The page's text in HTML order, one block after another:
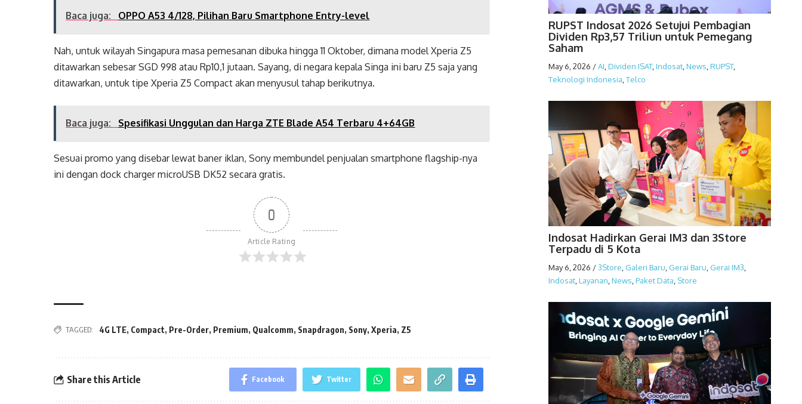
Baca juga: OPPO A53 4/128, Pilihan Baru Smartphone Entry-level
Nah, untuk wilayah Singapura masa pemesanan dibuka hingga 11 Oktober, dimana model Xperia Z5
ditawarkan sebesar SGD 998 atau Rp10,1 jutaan. Sayang, di negara kepala Singa ini baru Z5 saja yang
ditawarkan, untuk tipe Xperia Z5 Compact akan menyusul tahap berikutnya.
Baca juga: Spesifikasi Unggulan dan Harga ZTE Blade A54 Terbaru 4+64GB
Sesuai promo yang disebar lewat baner iklan, Sony membundel penjualan smartphone flagship-nya
ini dengan dock charger microUSB DK52 secara gratis.
0
Article Rating
TAGGED: 4G LTE, Compact, Pre-Order, Premium, Qualcomm, Snapdragon, Sony,Xperia, Z5
Share this Article Facebook Twitter
RUPST Indosat 2026 Setujui Pembagian
Dividen Rp3,57 Triliun untuk Pemegang
Saham
May 6, 2026 /AI,Dividen ISAT,Indosat,News,RUPST,
Teknologi Indonesia,Telco
Indosat Hadirkan Gerai IM3 dan 3Store
Terpadu di 5 Kota
May 6, 2026 /3Store, Galeri Baru, Gerai Baru, Gerai IM3,
Indosat,Layanan,News,Paket Data, Store